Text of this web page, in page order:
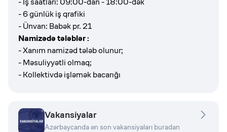
- 6 günlük iş qrafiki
- Ünvan: Babək pr. 21
Namizədə tələblər :
- Xanım namizəd tələb olunur;
- Məsuliyyətli olmaq;
- Kollektivdə işləmək bacarığı
Vakansiyalar
Azərbaycanda ən son vakansiyaları buradan